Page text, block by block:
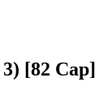
[82 Cap]